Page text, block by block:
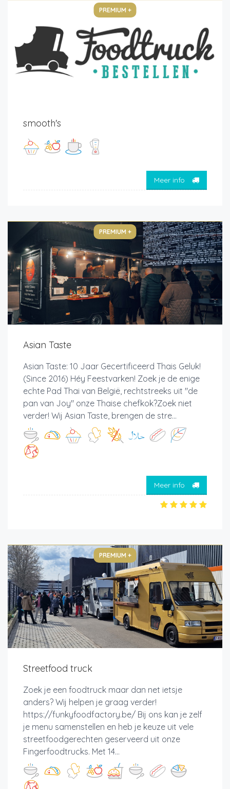
PREMIUM +
smooth's
Meer info
PREMIUM +
Asian Taste
Asian Taste: 10 Jaar Gecertificeerd Thais Geluk!
(Since 2016) Héy Feestvarken! Zoek je de enige
echte Pad Thai van België, rechtstreeks uit "de
pan van Joy" onze Thaise chefkok?Zoek niet
verder! Wij Asian Taste, brengen de stre...
Meer info
PREMIUM +
Streetfood truck
Zoek je een foodtruck maar dan net ietsje
anders? Wij helpen je graag verder!
https://funkyfoodfactory.be/ Bij ons kan je zelf
je menu samenstellen en heb je keuze uit vele
streetfoodgerechten geserveerd uit onze
Fingerfoodtrucks. Met 14...